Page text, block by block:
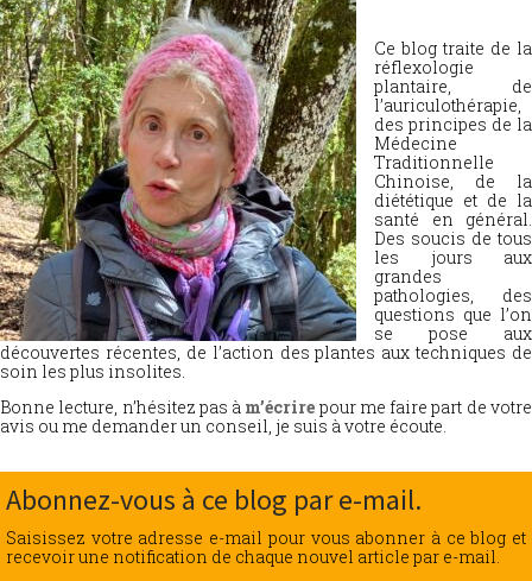
Ce blog traite de la
réflexologie
plantaire, de
l’auriculothérapie,
des principes de la
Médecine
Traditionnelle
Chinoise, de la
diététique et de la
santé en général.
Des soucis de tous
les jours aux
grandes
pathologies, des
questions que l’on
se pose aux
découvertes récentes, de l’action des plantes aux techniques de
soin les plus insolites.
Bonne lecture, n’hésitez pas à m’écrire pour me faire part de votre
avis ou me demander un conseil, je suis à votre écoute.
Abonnez-vous à ce blog par e-mail.
Saisissez votre adresse e-mail pour vous abonner à ce blog et
recevoir une notification de chaque nouvel article par e-mail.